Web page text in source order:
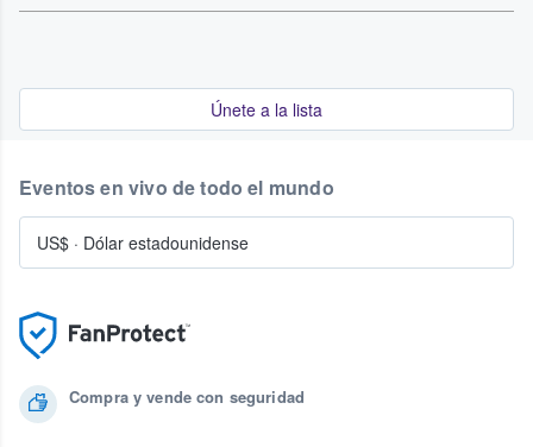
Únete a la lista
Compra y vende con seguridad
Eventos en vivo de todo el mundo
US$ · Dólar estadounidense